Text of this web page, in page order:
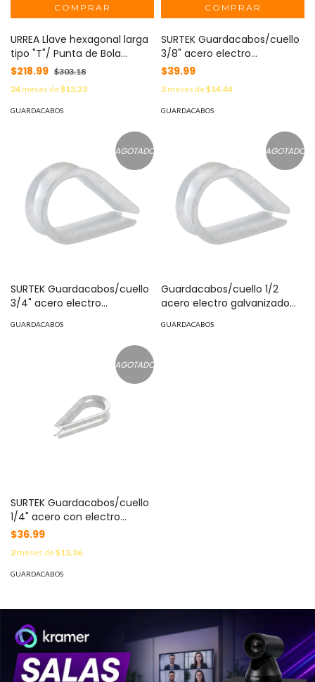
URREA Llave hexagonal larga
tipo "T"/ Punta de Bola
Ergonómica / Métrica 6 mm.
MOD: SYS-465-18LB-GP
$218.99 $303.18
24meses de$13.23
GUARDACABOS
SURTEK Guardacabos/cuello
3/8" acero electro
galvanizado MOD: CUELLO-
$39.99
3meses de$14.44
GUARDACABOS
AGOTADO
SURTEK Guardacabos/cuello
3/4" acero electro
34LS
GUARDACABOS
AGOTADO
Guardacabos/cuello 1/2
acero electro galvanizado
GUARDACABOS
AGOTADO
SURTEK Guardacabos/cuello
1/4" acero con electro
galvanizado. MOD: CUELLO-
$36.99
3meses de$13.36
GUARDACABOS